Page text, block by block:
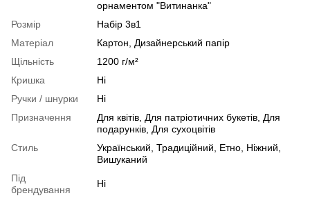
орнаментом "Витинанка"
Розмір
Набір 3в1
Матеріал
Картон, Дизайнерський папір
Щільність
1200 г/м²
Кришка
Ні
Ручки / шнурки
Ні
Призначення
Для квітів, Для патріотичних букетів, Для
подарунків, Для сухоцвітів
Стиль
Український, Традиційний, Етно, Ніжний,
Вишуканий
Під
брендування
Ні